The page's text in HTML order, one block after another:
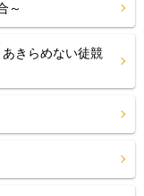
～
きらめない徒競